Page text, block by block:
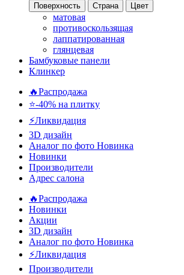
Поверхность
Страна Цвет
матовая
противоскользящая
лаппатированная
глянцевая
Бамбуковые панели
Клинкер
🔥Распродажа
⭐-40% на плитку
⚡️Ликвидация
3D дизайн
Аналог по фото Новинка
Новинки
Производители
Адрес салона
🔥Распродажа
Новинки
Акции
3D дизайн
Аналог по фото Новинка
⚡Ликвидация
Производители